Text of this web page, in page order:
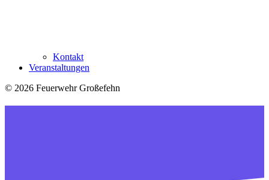
Kontakt
Veranstaltungen
© 2026 Feuerwehr Großefehn